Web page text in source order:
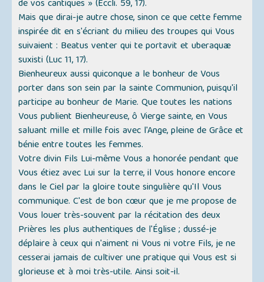
de vos cantiques » (Eccli. 59, 17).
Mais que dirai-je autre chose, sinon ce que cette femme
inspirée dit en s'écriant du milieu des troupes qui Vous
suivaient : Beatus venter qui te portavit et uberaquæ
suxisti (Luc 11, 17).
Bienheureux aussi quiconque a le bonheur de Vous
porter dans son sein par la sainte Communion, puisqu'il
participe au bonheur de Marie. Que toutes les nations
Vous publient Bienheureuse, ô Vierge sainte, en Vous
saluant mille et mille fois avec l'Ange, pleine de Grâce et
bénie entre toutes les femmes.
Votre divin Fils Lui-même Vous a honorée pendant que
Vous étiez avec Lui sur la terre, il Vous honore encore
dans le Ciel par la gloire toute singulière qu'Il Vous
communique. C'est de bon cœur que je me propose de
Vous louer très-souvent par la récitation des deux
Prières les plus authentiques de l'Église ; dussé-je
déplaire à ceux qui n'aiment ni Vous ni votre Fils, je ne
cesserai jamais de cultiver une pratique qui Vous est si
glorieuse et à moi très-utile. Ainsi soit-il.